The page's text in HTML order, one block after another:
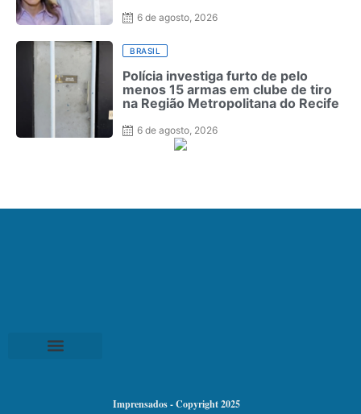
6 de agosto, 2026
BRASIL
Polícia investiga furto de pelo
menos 15 armas em clube de tiro
na Região Metropolitana do Recife
6 de agosto, 2026
Imprensados - Copyright 2025